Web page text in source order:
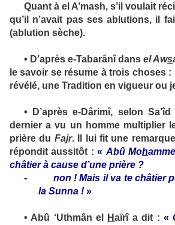
Quant à el A’mash, s’il voulait
qu’il n’avait pas ses ablutions, il
(ablution sèche).
• D’après e-Tabarânî dans el Aws
le savoir se résume à trois choses :
révélé, une Tradition en vigueur ou
•
D’après e-Dârimî, selon
dernier a vu un homme multiplier
prière du Fajr. Il lui fit une
répondit aussitôt :« Abû Moh
châtier à cause d’une prière ?
-
non ! Mais il va te châtier
la Sunna ! »
• Abû ‘Uthmân el Haïrî a dit : «